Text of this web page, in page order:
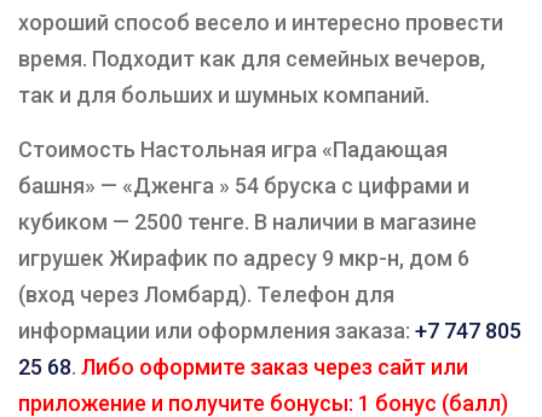
хороший способ весело и интересно провести
время. Подходит как для семейных вечеров,
так и для больших и шумных компаний.
Стоимость Настольная игра «Падающая
башня» — «Дженга » 54 бруска с цифрами и
кубиком — 2500 тенге. В наличии в магазине
игрушек Жирафик по адресу 9 мкр-н, дом 6
(вход через Ломбард). Телефон для
информации или оформления заказа: +7 747 805
25 68. Либо оформите заказ через сайт или
приложение и получите бонусы: 1 бонус (балл)